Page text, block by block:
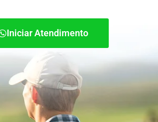
Iniciar Atendimento